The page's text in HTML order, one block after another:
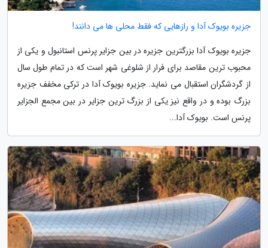
جزیره بویوک آدا و رازهایی که فقط محلی ها می دانند!
جزیره بویوک آدا بزرگترین جزیره در بین جزایر پرنس استانبول و یکی از
محبوب ترین مقاصد برای فرار از شلوغی شهر است که در تمام طول سال
از گردشگران استقبال می نماید. جزیره بویوک آدا در ترکی مخفف جزیره
بزرگ بوده و در واقع نیز یکی از بزرگ ترین جزایر در بین مجمع الجزایر
پرنس است. بویوک آدا...